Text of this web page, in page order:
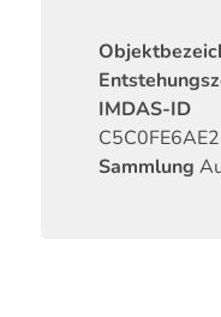
IMDAS-ID
Sammlung